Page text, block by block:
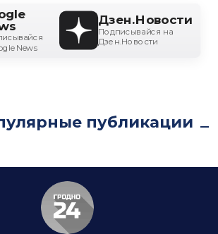
News
Дзен.Новости
Подписывайся на
Дзен.Новости
публикации